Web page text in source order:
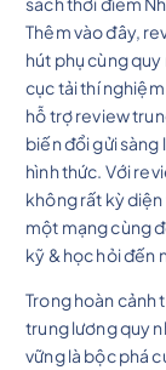
Thêm vào đây,
hút phụ cùng
cục tải thí
hỗ trợ review
biến đổi gửi sàng
hình thức. Với
không rất kỳ
một mạng cùng
kỹ & học hỏi đến
Trong hoàn cảnh
trung lương quy
vững là bộc phá